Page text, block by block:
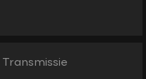
Transmissie